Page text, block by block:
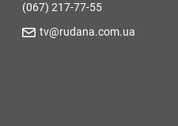
(067) 217-77-55
tv@rudana.com.ua